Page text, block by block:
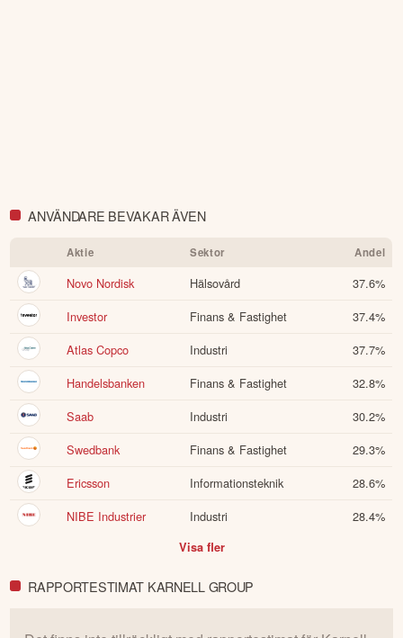
ANVÄNDARE BEVAKAR ÄVEN
Aktie Sektor Andel
Novo Nordisk Hälsovård 37.6%
Investor
Finans & Fastighet 37.4%
Atlas Copco
Industri 37.7%
Handelsbanken
Finans & Fastighet 32.8%
Saab
Industri 30.2%
Swedbank
Finans & Fastighet 29.3%
Ericsson
Informationsteknik 28.6%
NIBE Industrier
Industri 28.4%
Visa fler
RAPPORTESTIMAT KARNELL GROUP